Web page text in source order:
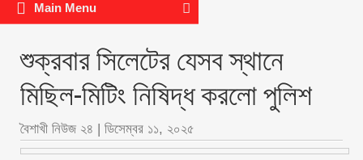
Main Menu
শুক্রবার সিলেটের যেসব স্থানে
মিছিল-মিটিং নিষিদ্ধ করলো পুলিশ
বৈশাখী নিউজ ২৪ | ডিসেম্বর ১১, ২০২৫